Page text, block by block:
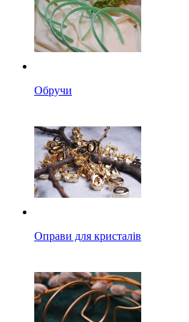
Обручи
Оправи для кристалів